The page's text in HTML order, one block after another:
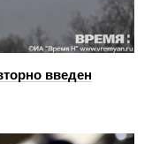
введен